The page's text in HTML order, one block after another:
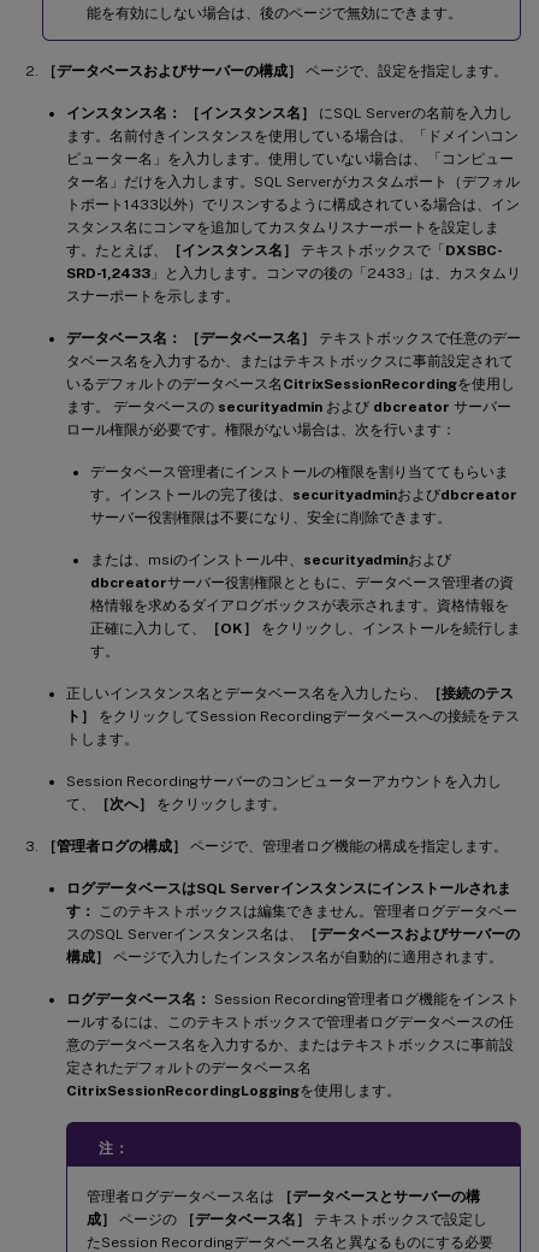
能を有効にしない場合は、後のページで無効にできます。
［データベースおよびサーバーの構成］ ページで、設定を指定します。
インスタンス名： ［インスタンス名］
にSQL Serverの名前を入力し
ます。名前付きインスタンスを使用している場合は、「ドメイン\コン
ピューター名」を入力します。使用していない場合は、「コンピュー
ター名」だけを入力します。SQL Serverがカスタムポート（デフォル
トポート1433以外）でリスンするように構成されている場合は、イン
スタンス名にコンマを追加してカスタムリスナーポートを設定しま
す。たとえば、
［インスタンス名］ テキストボックスで「DXSBC-
SRD-1,2433 」と入力します。コンマの後の「2433」は、カスタムリ
スナーポートを示します。
データベース名： ［データベース名］
テキストボックスで任意のデー
タベース名を入力するか、またはテキストボックスに事前設定されて
いるデフォルトのデータベース名 CitrixSessionRecordingを使用し
ます。 データベースの securityadmin および dbcreator サーバー
ロール権限が必要です。権限がない場合は、次を行います：
データベース管理者にインストールの権限を割り当ててもらいま
す。インストールの完了後は、 securityadminおよびdbcreator
サーバー役割権限は不要になり、安全に削除できます。
または、msiのインストール中、 securityadminおよび
dbcreatorサーバー役割権限とともに、データベース管理者の資
格情報を求めるダイアログボックスが表示されます。資格情報を
正確に入力して、
［OK］
をクリックし、インストールを続行しま
す。
正しいインスタンス名とデータベース名を入力したら、
［接続のテス
ト］
をクリックしてSession Recordingデータベースへの接続をテス
トします。
Session Recordingサーバーのコンピューターアカウントを入力し
て、
［次へ］ をクリックします。
［管理者ログの構成］ ページで、管理者ログ機能の構成を指定します。
ログデータベースはSQL Serverインスタンスにインストールされま
す：
このテキストボックスは編集できません。管理者ログデータベー
スのSQL Serverインスタンス名は、
［データベースおよびサーバーの
構成］
ページで入力したインスタンス名が自動的に適用されます。
ログデータベース名：
Session Recording管理者ログ機能をインスト
ールするには、このテキストボックスで管理者ログデータベースの任
意のデータベース名を入力するか、またはテキストボックスに事前設
定されたデフォルトのデータベース名
CitrixSessionRecordingLoggingを使用します。
注：
管理者ログデータベース名は
［データベースとサーバーの構
成］
ページの ［データベース名］
テキストボックスで設定し
たSession Recordingデータベース名と異なるものにする必要